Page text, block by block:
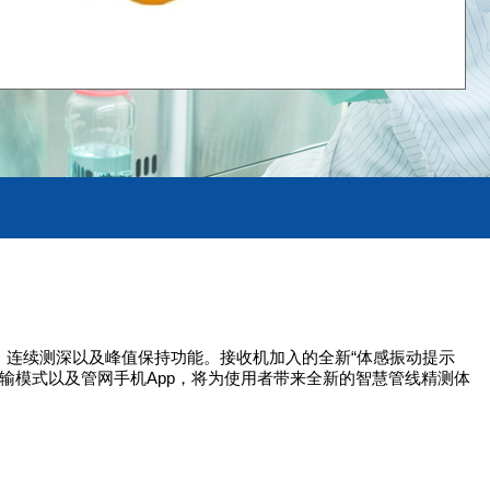
续测深以及峰值保持功能。接收机加入的全新“体感振动提示
模式以及管网手机App，将为使用者带来全新的智慧管线精测体